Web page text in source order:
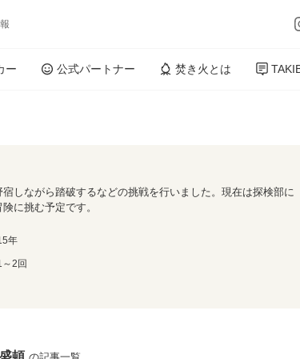
ー 公式パートナー 焚き火とは
宿しながら踏破するなどの挑戦を行いました。現在は探検部に
に挑む予定です。
年
～2回
頓